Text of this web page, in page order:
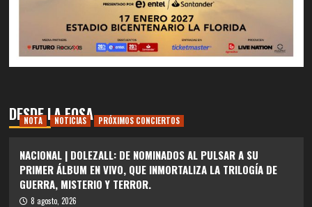
DESDE LA FOSA
NOTA NOTICIAS PRÓXIMOS CONCIERTOS
NACIONAL | DOLEZALL: DE NOMINADOS AL PULSAR A SU
PRIMER ÁLBUM EN VIVO, QUE INMORTALIZA LA TRILOGÍA DE
GUERRA, MISTERIO Y TERROR.
8 agosto, 2026